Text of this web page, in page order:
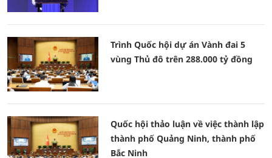
Trình Quốc hội dự án Vành đai 5
vùng Thủ đô trên 288.000 tỷ đồng
Quốc hội thảo luận về việc thành lập
thành phố Quảng Ninh, thành phố
Bắc Ninh